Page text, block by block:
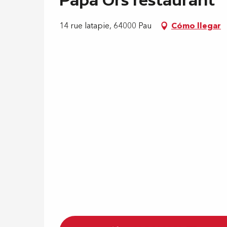
14 rue latapie, 64000 Pau Cómo llegar